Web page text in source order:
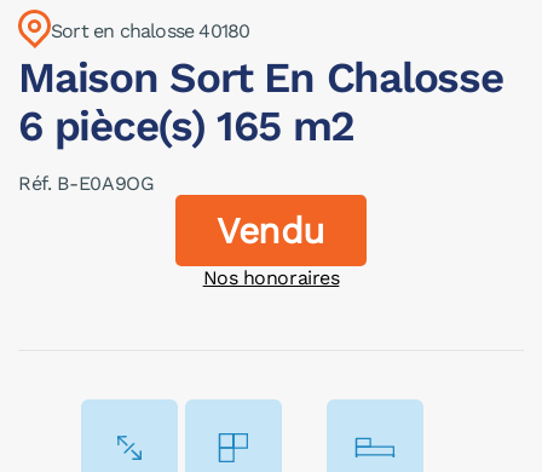
Sort en chalosse 40180
Maison Sort En Chalosse
6 pièce(s) 165 m2
Réf. B-E0A9OG
Vendu
Nos honoraires